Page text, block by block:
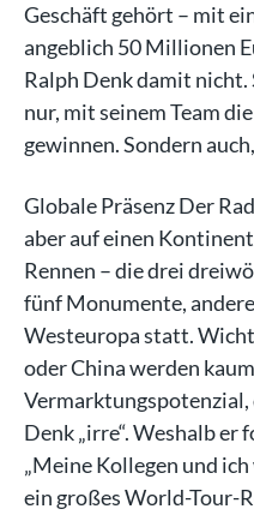
Geschäft gehört – mit
angeblich 50 Millionen
Ralph Denk damit
nur, mit seinem Team
gewinnen. Sondern
Globale Präsenz Der
aber auf einen
Rennen – die drei
fünf Monumente,
Westeuropa statt.
oder China werden
Vermarktungspotenzial,
Denk „irre“. Weshalb er
„Meine Kollegen und
ein großes World-Tour-